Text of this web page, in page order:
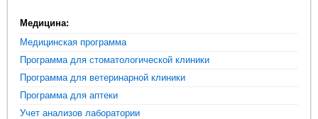
Медицина:
Медицинская программа
Программа для стоматологической клиники
Программа для ветеринарной клиники
Программа для аптеки
Учет анализов лаборатории